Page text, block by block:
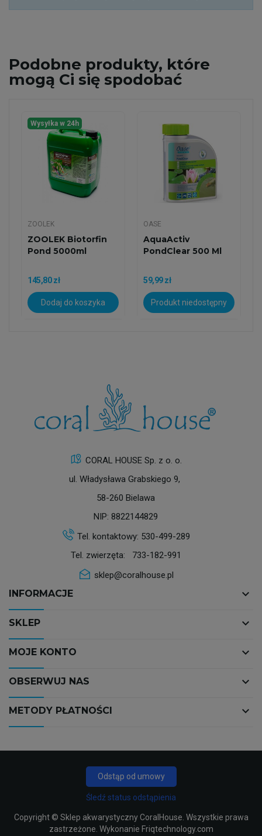
Podobne produkty, które
mogą Ci się spodobać
Wysyłka w 24h
ZOOLEK
ZOOLEK Biotorfin
Pond 5000ml
145,80 zł
Dodaj do koszyka
OASE
AquaActiv
PondClear 500 Ml
59,99 zł
Produkt niedostępny
CORAL HOUSE Sp. z o. o.
ul. Władysława Grabskiego 9,
58-260 Bielawa
NIP: 8822144829
Tel. kontaktowy: 530-499-289
Tel. zwierzęta: 733-182-991
sklep@coralhouse.pl
INFORMACJE keyboard_arrow_down
SKLEP keyboard_arrow_down
MOJE KONTO keyboard_arrow_down
OBSERWUJ NAS keyboard_arrow_down
METODY PŁATNOŚCI keyboard_arrow_down
Odstąp od umowy
Śledź status odstąpienia
Copyright © Sklep akwarystyczny CoralHouse . Wszystkie prawa
zastrzeżone. Wykonanie Friqtechnology.com